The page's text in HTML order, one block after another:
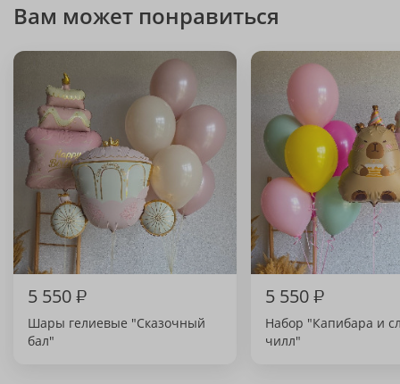
Вам может понравиться
5 550₽
Шары гелиевые "Сказочный
бал"
5 550₽
Набор "Капибара и
чилл"